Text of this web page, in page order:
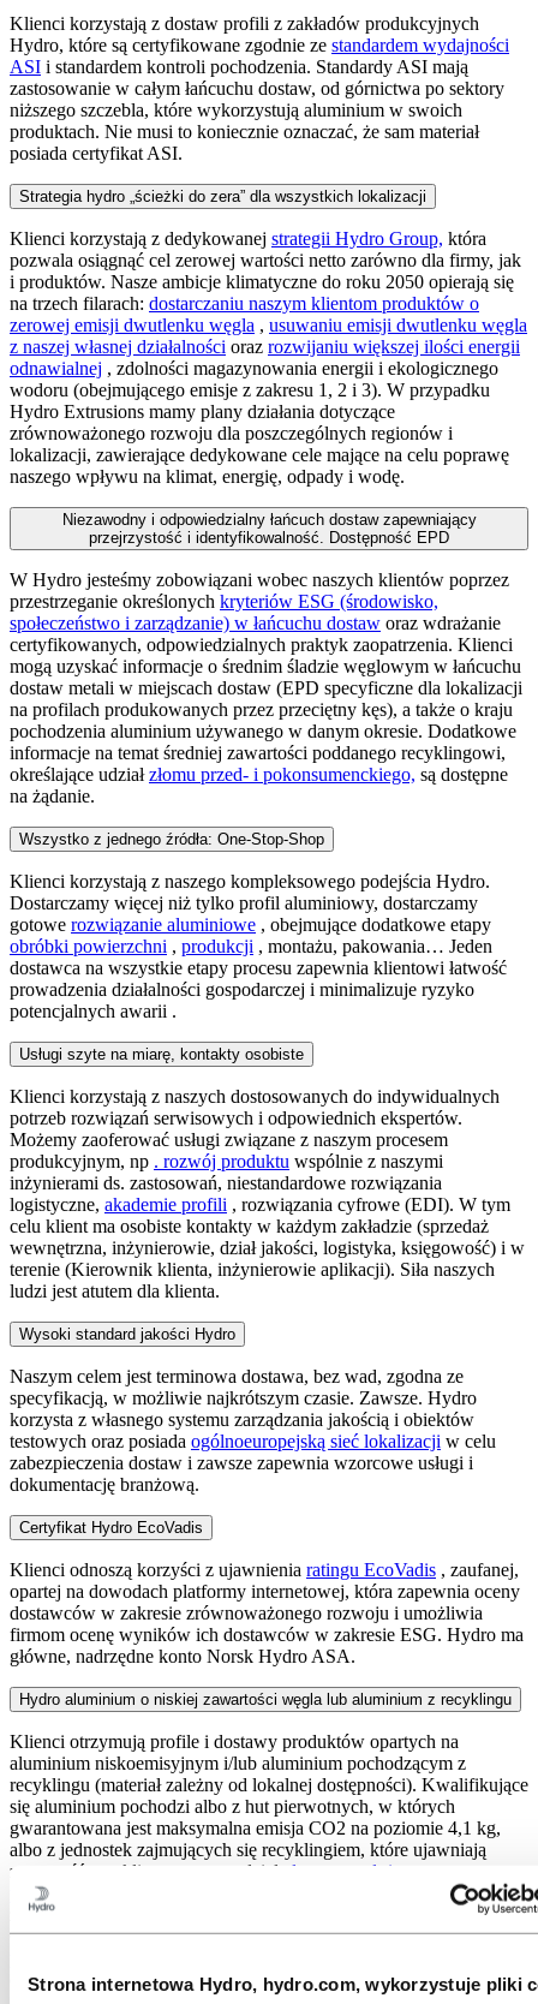
Strona internetowa Hydro, hydro.com, wykorzystuje pliki
Klienci korzystają z dostaw profili z zakładów produkcyjnych
Hydro, które są certyfikowane zgodnie ze standardem wydajności
ASI i standardem kontroli pochodzenia. Standardy ASI mają
zastosowanie w całym łańcuchu dostaw, od górnictwa po sektory
niższego szczebla, które wykorzystują aluminium w swoich
produktach. Nie musi to koniecznie oznaczać, że sam materiał
posiada certyfikat ASI.
Strategia hydro „ścieżki do zera” dla wszystkich lokalizacji
Klienci korzystają z dedykowanej strategii Hydro Group, która
pozwala osiągnąć cel zerowej wartości netto zarówno dla firmy, jak
i produktów. Nasze ambicje klimatyczne do roku 2050 opierają się
na trzech filarach: dostarczaniu naszym klientom produktów o
zerowej emisji dwutlenku węgla , usuwaniu emisji dwutlenku węgla
z naszej własnej działalności oraz rozwijaniu większej ilości energii
odnawialnej , zdolności magazynowania energii i ekologicznego
wodoru (obejmującego emisje z zakresu 1, 2 i 3). W przypadku
Hydro Extrusions mamy plany działania dotyczące
zrównoważonego rozwoju dla poszczególnych regionów i
lokalizacji, zawierające dedykowane cele mające na celu poprawę
naszego wpływu na klimat, energię, odpady i wodę.
Niezawodny i odpowiedzialny łańcuch dostaw zapewniający
przejrzystość i identyfikowalność. Dostępność EPD
W Hydro jesteśmy zobowiązani wobec naszych klientów poprzez
przestrzeganie określonych kryteriów ESG (środowisko,
społeczeństwo i zarządzanie) w łańcuchu dostaw oraz wdrażanie
certyfikowanych, odpowiedzialnych praktyk zaopatrzenia. Klienci
mogą uzyskać informacje o średnim śladzie węglowym w łańcuchu
dostaw metali w miejscach dostaw (EPD specyficzne dla lokalizacji
na profilach produkowanych przez przeciętny kęs), a także o kraju
pochodzenia aluminium używanego w danym okresie. Dodatkowe
informacje na temat średniej zawartości poddanego recyklingowi,
określające udziałzłomu przed- i pokonsumenckiego, są dostępne
na żądanie.
Wszystko z jednego źródła: One-Stop-Shop
Klienci korzystają z naszego kompleksowego podejścia Hydro.
Dostarczamy więcej niż tylko profil aluminiowy, dostarczamy
gotowe rozwiązanie aluminiowe , obejmujące dodatkowe etapy
obróbki powierzchni , produkcji , montażu, pakowania… Jeden
dostawca na wszystkie etapy procesu zapewnia klientowi łatwość
prowadzenia działalności gospodarczej i minimalizuje ryzyko
potencjalnych awarii .
Usługi szyte na miarę, kontakty osobiste
Klienci korzystają z naszych dostosowanych do indywidualnych
potrzeb rozwiązań serwisowych i odpowiednich ekspertów.
Możemy zaoferować usługi związane z naszym procesem
produkcyjnym, np . rozwój produktu wspólnie z naszymi
inżynierami ds. zastosowań, niestandardowe rozwiązania
logistyczne, akademie profili , rozwiązania cyfrowe (EDI). W tym
celu klient ma osobiste kontakty w każdym zakładzie (sprzedaż
wewnętrzna, inżynierowie, dział jakości, logistyka, księgowość) i w
terenie (Kierownik klienta, inżynierowie aplikacji). Siła naszych
ludzi jest atutem dla klienta.
Wysoki standard jakości Hydro
Naszym celem jest terminowa dostawa, bez wad, zgodna ze
specyfikacją, w możliwie najkrótszym czasie. Zawsze. Hydro
korzysta z własnego systemu zarządzania jakością i obiektów
testowych oraz posiada ogólnoeuropejską sieć lokalizacji w celu
zabezpieczenia dostaw i zawsze zapewnia wzorcowe usługi i
dokumentację branżową.
Certyfikat Hydro EcoVadis
Klienci odnoszą korzyści z ujawnienia ratingu EcoVadis , zaufanej,
opartej na dowodach platformy internetowej, która zapewnia oceny
dostawców w zakresie zrównoważonego rozwoju i umożliwia
firmom ocenę wyników ich dostawców w zakresie ESG. Hydro ma
główne, nadrzędne konto Norsk Hydro ASA.
Hydro aluminium o niskiej zawartości węgla lub aluminium z recyklingu
Klienci otrzymują profile i dostawy produktów opartych na
aluminium niskoemisyjnym i/lub aluminium pochodzącym z
recyklingu (materiał zależny od lokalnej dostępności). Kwalifikujące
się aluminium pochodzi albo z hut pierwotnych, w których
gwarantowana jest maksymalna emisja CO2 na poziomie 4,1 kg,
albo z jednostek zajmujących się recyklingiem, które ujawniają
zawartość recyklingu, w tym udział
złomu przed- i
pokonsumenckiego
. Hydro gwarantuje fizyczne rozmieszczenie
zamówionego aluminium i stosuje podejście partiami do partii.
Charakterystyka materiałówniskoemisyjnychi/lubaluminium
opublikowanej i zweryfikowanej przez stronę trzecią Deklaracji